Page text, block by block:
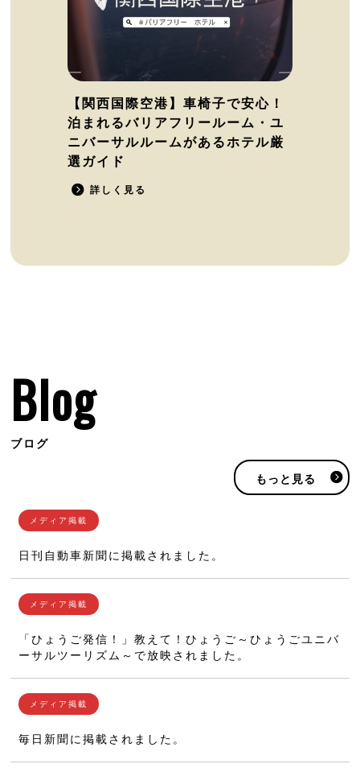
【関西国際空港】車椅子で安心！
泊まれるバリアフリールーム・ユ
ニバーサルルームがあるホテル厳
選ガイド
詳しく見る
Blog
ブログ
もっと見る
日刊自動車新聞に掲載されました。
「ひょうご発信！」教えて！ひょうご～ひょうごユニバ
ーサルツーリズム～で放映されました。
毎日新聞に掲載されました。